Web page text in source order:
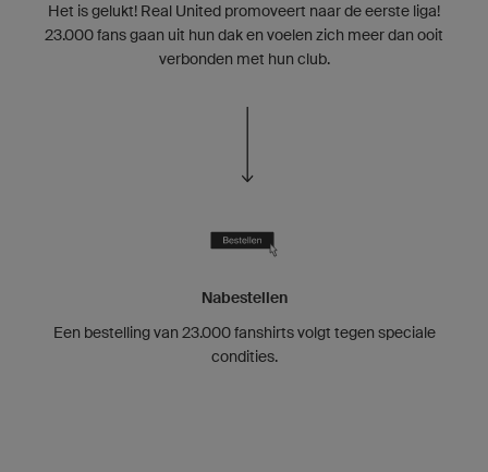
Het is gelukt! Real United promoveert naar de eerste liga!
23.000 fans gaan uit hun dak en voelen zich meer dan ooit
verbonden met hun club.
Nabestellen
Een bestelling van 23.000 fanshirts volgt tegen speciale
condities.